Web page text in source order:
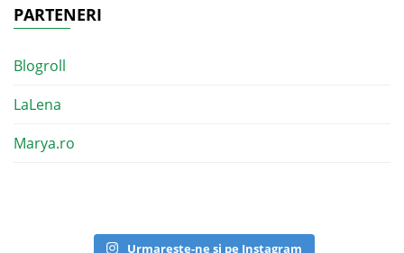
PARTENERI
Blogroll
LaLena
Marya.ro
Urmareste-ne si pe Instagram